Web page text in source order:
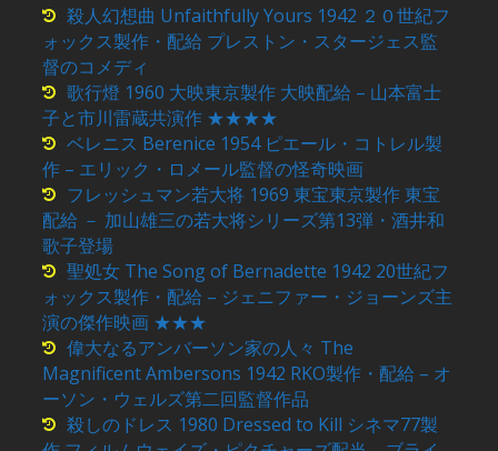
殺人幻想曲 Unfaithfully Yours 1942 ２０世紀フ
ォックス製作・配給 プレストン・スタージェス監
督のコメディ
歌行燈 1960 大映東京製作 大映配給 – 山本富士
子と市川雷蔵共演作 ★★★★
ベレニス Berenice 1954 ピエール・コトレル製
作 – エリック・ロメール監督の怪奇映画
フレッシュマン若大将 1969 東宝東京製作 東宝
配給 － 加山雄三の若大将シリーズ第13弾・酒井和
歌子登場
聖処女 The Song of Bernadette 1942 20世紀フ
ォックス製作・配給 – ジェニファー・ジョーンズ主
演の傑作映画 ★★★
偉大なるアンバーソン家の人々 The
Magnificent Ambersons 1942 RKO製作・配給 – オ
ーソン・ウェルズ第二回監督作品
殺しのドレス 1980 Dressed to Kill シネマ77製